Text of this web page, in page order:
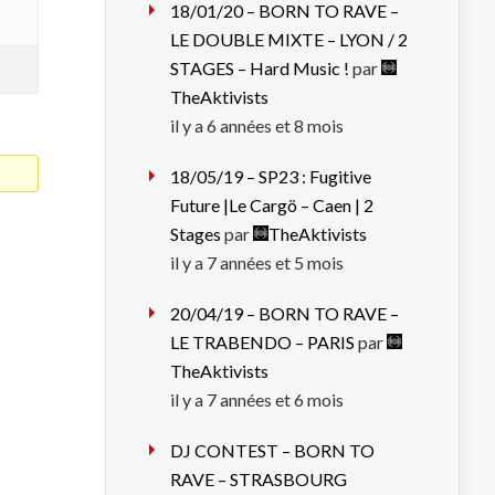
18/01/20 – BORN TO RAVE –
LE DOUBLE MIXTE – LYON / 2
STAGES – Hard Music ! par
TheAktivists
il y a 6 années et 8 mois
18/05/19 – SP23 : Fugitive
Future |Le Cargö – Caen | 2
Stages par
TheAktivists
il y a 7 années et 5 mois
20/04/19 – BORN TO RAVE –
LE TRABENDO – PARIS par
TheAktivists
il y a 7 années et 6 mois
DJ CONTEST – BORN TO
RAVE – STRASBOURG